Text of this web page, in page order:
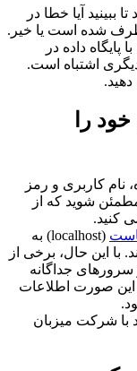
ببینید آیا خطا در
شده است یا خیر.
پایگاه‌ داده در
اشتباه است.
را
نام کاربری و رمز
شوید که از
کنید.
(localhost) به
با این حال، برخی از
جداگانه
این صورت اطلاعات
با شرکت میزبان